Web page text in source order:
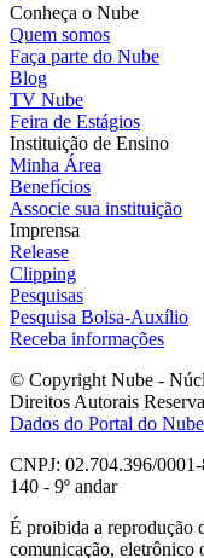
Conheça o Nube
Quem somos
Faça parte do Nube
Blog
TV Nube
Feira de Estágios
Instituição de Ensino
Minha Área
Benefícios
Associe sua instituição
Imprensa
Release
Clipping
Pesquisas
Pesquisa Bolsa-Auxílio
Receba informações
© Copyright Nube -
Direitos Autorais
Dados do Portal do Nube
CNPJ: 02.704.396/
140 - 9º andar
É proibida a reprodução
comunicação, eletrônico